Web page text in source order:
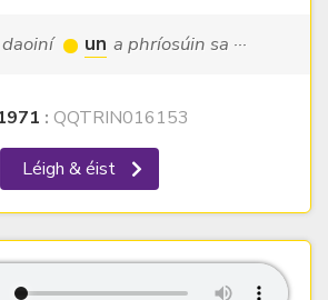
daoiní un a phríosúin sa ···
: QQTRIN016153
Léigh & éist